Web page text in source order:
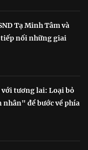
Tạ Minh Tâm và
tiếp nối những giai
tương lai: Loại bỏ
nhân" để bước về phía